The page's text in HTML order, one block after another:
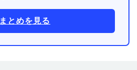
まとめを見る